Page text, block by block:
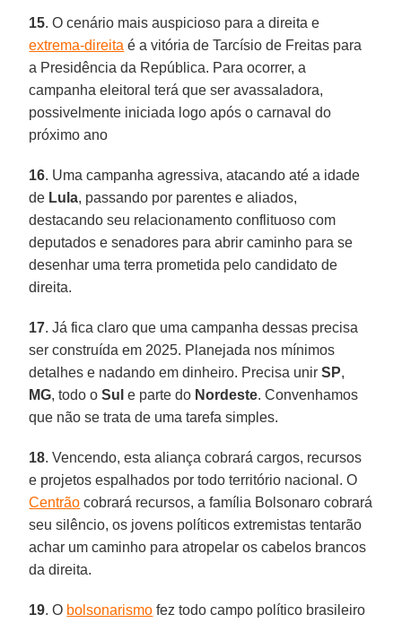
15. O cenário mais auspicioso para a direita e
extrema-direita é a vitória de Tarcísio de Freitas para
a Presidência da República. Para ocorrer, a
campanha eleitoral terá que ser avassaladora,
possivelmente iniciada logo após o carnaval do
próximo ano
16. Uma campanha agressiva, atacando até a idade
de Lula, passando por parentes e aliados,
destacando seu relacionamento conflituoso com
deputados e senadores para abrir caminho para se
desenhar uma terra prometida pelo candidato de
direita.
17. Já fica claro que uma campanha dessas precisa
ser construída em 2025. Planejada nos mínimos
detalhes e nadando em dinheiro. Precisa unirSP,
MG, todo oSul e parte do Nordeste. Convenhamos
que não se trata de uma tarefa simples.
18. Vencendo, esta aliança cobrará cargos, recursos
e projetos espalhados por todo território nacional. O
Centrão cobrará recursos, a família Bolsonaro cobrará
seu silêncio, os jovens políticos extremistas tentarão
achar um caminho para atropelar os cabelos brancos
da direita.
19. O bolsonarismo fez todo campo político brasileiro